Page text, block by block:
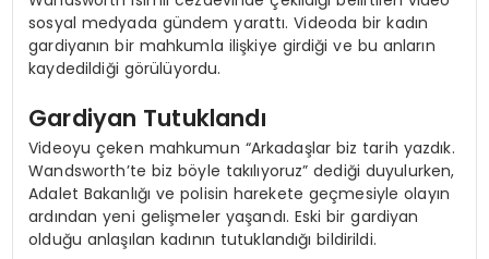
sosyal medyada gündem yarattı. Videoda bir kadın
gardiyanın bir mahkumla ilişkiye girdiği ve bu anların
kaydedildiği görülüyordu.
Gardiyan Tutuklandı
Videoyu çeken mahkumun “Arkadaşlar biz tarih yazdık.
Wandsworth’te biz böyle takılıyoruz” dediği duyulurken,
Adalet Bakanlığı ve polisin harekete geçmesiyle olayın
ardından yeni gelişmeler yaşandı. Eski bir gardiyan
olduğu anlaşılan kadının tutuklandığı bildirildi.